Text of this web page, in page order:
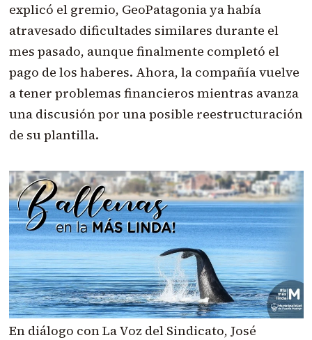
explicó el gremio, GeoPatagonia ya había
atravesado dificultades similares durante el
mes pasado, aunque finalmente completó el
pago de los haberes. Ahora, la compañía vuelve
a tener problemas financieros mientras avanza
una discusión por una posible reestructuración
de su plantilla.
En diálogo con La Voz del Sindicato, José